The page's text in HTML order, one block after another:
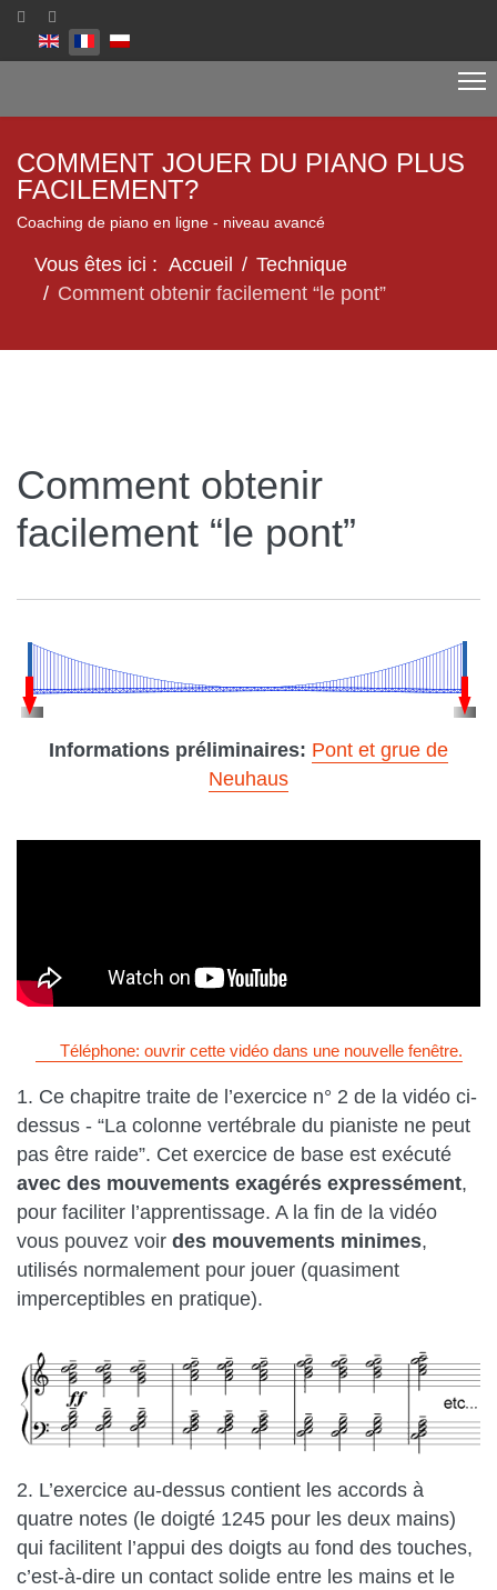
Sélectionnez votre langue
COMMENT JOUER DU PIANO PLUS
FACILEMENT?
Coaching de piano en ligne - niveau avancé
Vous êtes ici : Accueil
Technique
Comment obtenir facilement “le pont”
Comment obtenir
facilement “le pont”
Informations préliminaires: Pont et grue de
Neuhaus
Téléphone: ouvrir cette vidéo dans une nouvelle fenêtre.
1. Ce chapitre traite de l’exercice n° 2 de la vidéo ci-
dessus - “La colonne vertébrale du pianiste ne peut
pas être raide”. Cet exercice de base est exécuté
avec des mouvements exagérés expressément,
pour faciliter l’apprentissage. A la fin de la vidéo
vous pouvez voir des mouvements minimes,
utilisés normalement pour jouer (quasiment
imperceptibles en pratique).
2. L’exercice au-dessus contient les accords à
quatre notes (le doigté 1245 pour les deux mains)
qui facilitent l’appui des doigts au fond des touches,
c’est-à-dire un contact solide entre les mains et le